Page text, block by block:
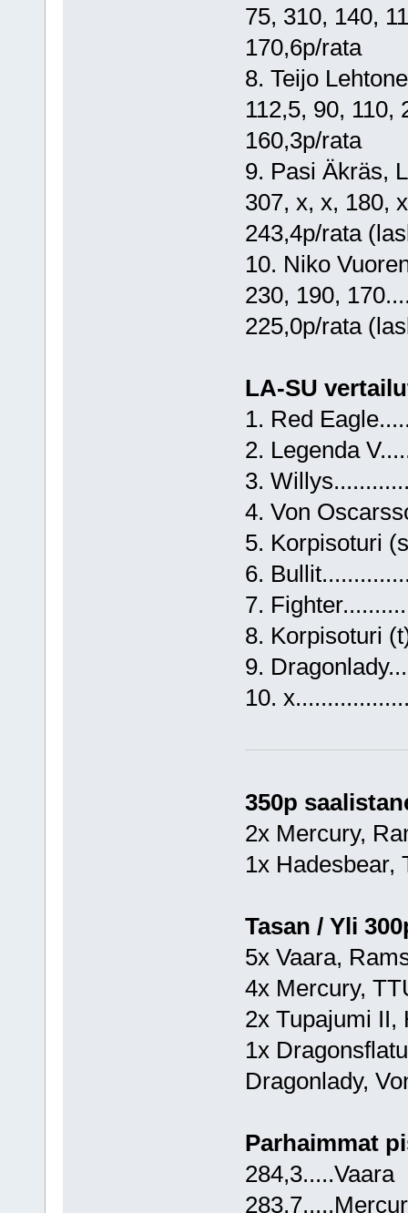
75, 310, 140,
170,6p/rata
8. Teijo
112,5, 90, 110,
160,3p/rata
9. Pasi Äkräs,
307, x, x, 180,
243,4p/rata
10. Niko
230, 190,
225,0p/rata
LA-SU
1. Red
2. Legenda
3.
4. Von
5. Korpisoturi
6.
7.
8. Korpisoturi
9.
10.
350p
2x Mercury,
1x Hadesbear,
Tasan / Yli
5x Vaara,
4x Mercury,
2x Tupajumi II,
1x
Dragonlady,
Parhaimmat
284,3.....Vaara